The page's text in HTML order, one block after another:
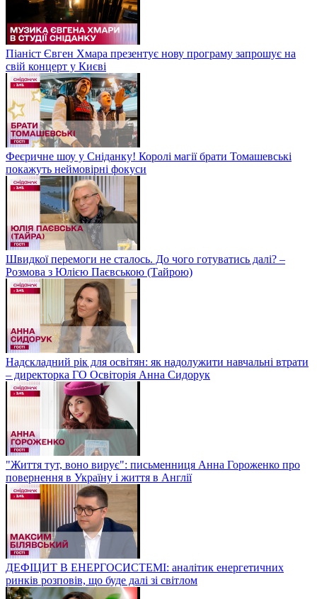
Піаніст Євген Хмара презентує нову програму запрошує на
свій концерт у Києві
Феєричне шоу у Сніданку! Королі магії брати Томашевські
покажуть неймовірні фокуси
Швидкої перемоги не сталось. До чого готуватись далі? –
Розмова з Юлією Паєвською (Тайрою)
Надскладний рік для освітян: як надолужити навчальні втрати
– директорка ГО Освіторія Анна Сидорук
"Життя тут, воно вирує": письменниця Анна Гороженко про
повернення в Україну і життя в Англії
ДЕФІЦИТ В ЕНЕРГОСИСТЕМІ: аналітик енергетичних
ринків розповів, що буде далі зі світлом